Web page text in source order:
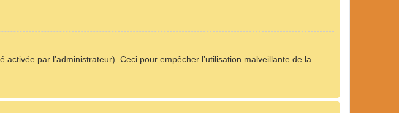
par l’administrateur). Ceci pour empêcher l’utilisation malveillante de la